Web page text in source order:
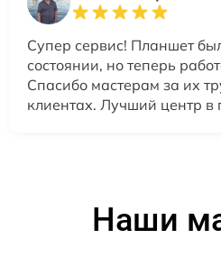
Супер сервис! Планшет
состоянии, но теперь
Спасибо мастерам за их
клиентах. Лучший центр в
Наши